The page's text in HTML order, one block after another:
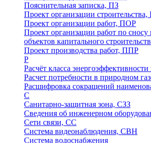
Пояснительная записка, ПЗ
Проект организации
Проект организации работ, ПОР
Проект организации работ по
объектов капитального
Проект производства работ, ППР
Р
Расчёт класса энергоэффективности
Расчет потребности в природном
Расшифровка сокращений
С
Санитарно-защитная зона, СЗЗ
Сведения об инженерном
Сети связи, СС
Система видеонаблюдения, СВН
Система водоснабжения